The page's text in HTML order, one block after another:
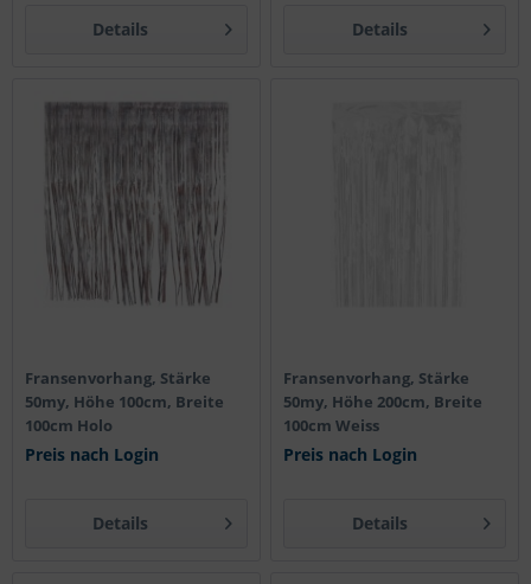
Details Details
Fransenvorhang, Stärke
50my, Höhe 100cm, Breite
100cm Holo
Preis nach Login
Details
Fransenvorhang, Stärke
50my, Höhe 200cm, Breite
100cm Weiss
Preis nach Login
Details